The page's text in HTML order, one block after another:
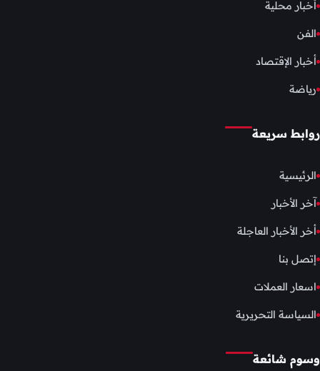
أخبار محلية
الفن
أخبار الإقتصاد
رياضة
روابط سريعة
الرئيسية
آخر الأخبار
أخر الأخبار العاجلة
إتصل بنا
اسعار العملات
السياسة التحريرية
وسوم شائعة